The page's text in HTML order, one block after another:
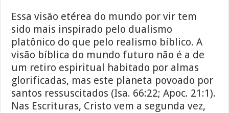
Essa visão etérea do mundo por vir tem
sido mais inspirado pelo dualismo
platônico do que pelo realismo bíblico. A
visão bíblica do mundo futuro não é a de
um retiro espiritual habitado por almas
glorificadas, mas este planeta povoado por
santos ressuscitados (Isa. 66:22; Apoc. 21:1).
Nas Escrituras, Cristo vem a segunda vez,